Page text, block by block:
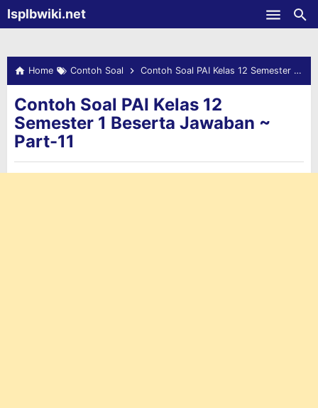
-->Isplbwiki.net
Home Contoh Soal Contoh Soal PAI Kelas 12 Semester 1 Beserta Jawaban ~ Part-11
Contoh Soal PAI Kelas 12
Semester 1 Beserta Jawaban ~
Part-11